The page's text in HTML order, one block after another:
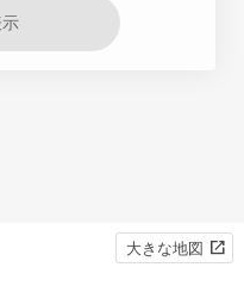
大きな地図